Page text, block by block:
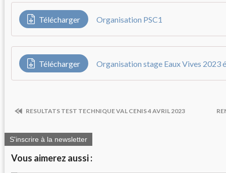
Télécharger Organisation PSC1
Télécharger Organisation stage Eaux Vives 2023
RESULTATS TEST TECHNIQUE VAL CENIS 4 AVRIL 2023
S'inscrire à la newsletter
Vous aimerez aussi :